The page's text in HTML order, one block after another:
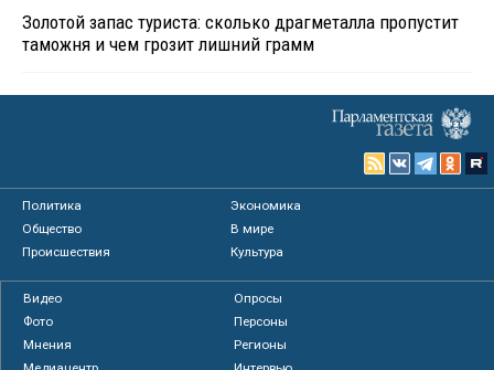
Золотой запас туриста: сколько драгметалла пропустит
таможня и чем грозит лишний грамм
Политика
Экономика
Общество
В мире
Происшествия
Культура
Видео
Опросы
Фото
Персоны
Мнения
Регионы